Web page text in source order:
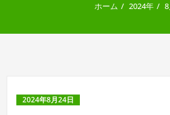
ホーム 2024年
2024年8月24日